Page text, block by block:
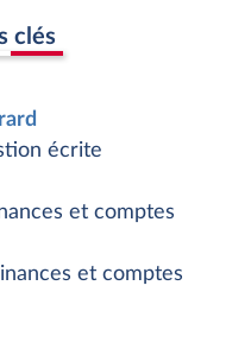
clés
écrite
et comptes
et comptes